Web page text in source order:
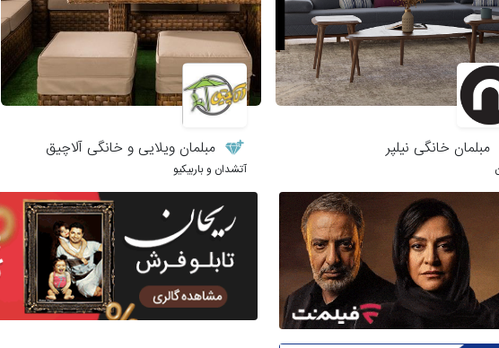
مبلمان خانگی نیلپر مبلمان ویلایی و خانگی آلاچیق
آتشدان و باربیکیو